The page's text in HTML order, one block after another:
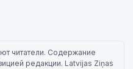
читатели. Содержание
редакции. Latvijas Ziņas